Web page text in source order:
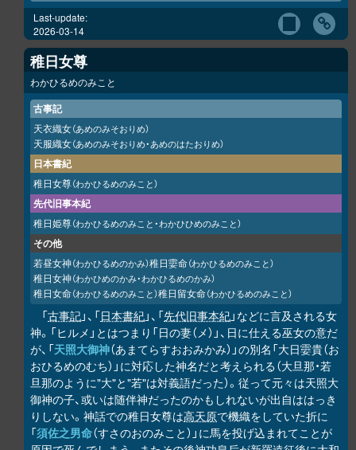
Last-update:
2026-03-14
稚日女尊
わかひるめのみこと
古事記
天衣織女（あめのみそおりめ）
天服織女（あめのみそおりめ・あめのはたおりめ）
日本書紀
稚日女尊（わかひるめのみこと）
先代旧事本紀
稚日姫尊（わかひるめのみこと・わかひひめのみこと）
その他
若昼女神（わかひるめのかみ）稚日孁命（わかひるめのみこと）
稚日女神（わかひめのかみ・わかひるめのかみ）
稚日女命（わかひるめのみこと）稚日留女命（わかひるめのみこと）
「古事記」、「日本書紀」、「先代旧事本紀」などに言及される女
神。「ヒルメ」とはつまり「日の妻（メ）」、日に仕える巫女の意だ
が、「天照大御神（あまてらすおおみかみ）」の別名「大日孁貴（お
おひるめのむち）」に対応した神名だと考えられる（大旦那・若
旦那のように"大"と"若"は対義語だった）。従って元々は天照大
御神の子、或いは随伴神だったのかもしれないが出自ははっき
りしない。神話での稚日女尊は高天原で機織をしていた折に
「須佐之男命（すさのおのみこと）」に馬を投げ込まれてことが